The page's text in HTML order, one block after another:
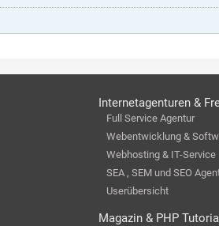
Internetagenturen &
Full Service Agentur
Webentwicklung &
Webhosting & IT-Service
SEA , SEM und SEO
Userübersicht
Magazin & PHP